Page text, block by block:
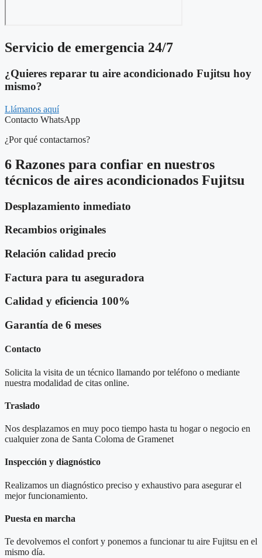
Servicio de emergencia 24/7
¿Quieres reparar tu aire acondicionado Fujitsu hoy
mismo?
Llámanos aquí
Contacto WhatsApp
¿Por qué contactarnos?
6 Razones para confiar en nuestros
técnicos de aires acondicionados Fujitsu
Desplazamiento inmediato
Recambios originales
Relación calidad precio
Factura para tu aseguradora
Calidad y eficiencia 100%
Garantía de 6 meses
Contacto
Solicita la visita de un técnico llamando por teléfono o mediante
nuestra modalidad de citas online.
Traslado
Nos desplazamos en muy poco tiempo hasta tu hogar o negocio en
cualquier zona de Santa Coloma de Gramenet
Inspección y diagnóstico
Realizamos un diagnóstico preciso y exhaustivo para asegurar el
mejor funcionamiento.
Puesta en marcha
Te devolvemos el confort y ponemos a funcionar tu aire Fujitsu en el
mismo día.